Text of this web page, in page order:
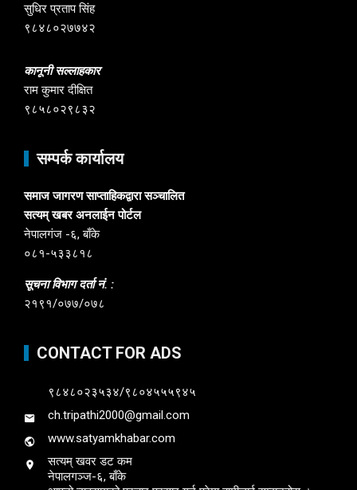
सुधिर प्रताप सिंह
९८४८०२७७४२
कानूनी सल्लाहकार
राम कुमार दीक्षित
९८५८०२९८३२
सम्पर्क कार्यालय
समाज जागरण साप्ताहिकद्वारा सञ्चालित
सत्यम् खबर अनलाईन पोर्टल
नेपालगंज -६, बाँके
०८१-५३३८१८
सूचना विभाग दर्ता नं. :
२१९१/०७७/०७८
CONTACT FOR ADS
९८४८०२३५३४/९८०४५५५९४५
ch.tripathi2000@gmail.com
www.satyamkhabar.com
सत्यम् खवर डट कम
नेपालगञ्ज-६, बाँके